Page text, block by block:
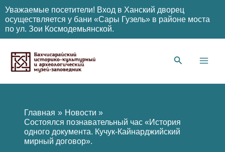
Уважаемые посетители! Вход в Ханский дворец
осуществляется у бани «Сары Гузель» в районе моста
по ул. Зои Космодемьянской.
содержимому
Главная
Новости
Состоялся познавательный час «История
одного документа. Кучук-Кайнарджийский
мирный договор».